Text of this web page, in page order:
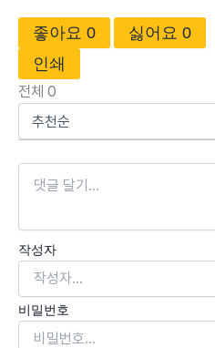
좋아요 0 싫어요 0
인쇄
전체 0
작성자
비밀번호